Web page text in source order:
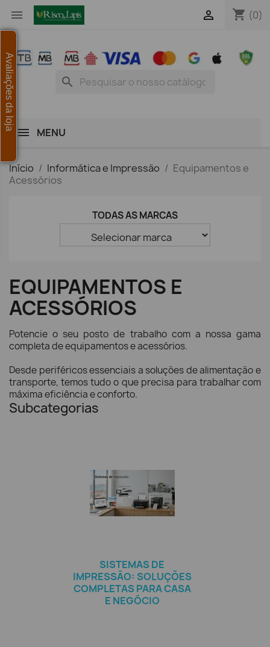
 shopping_cart (0)

search
MENU
Início Informática e Impressão
Equipamentos e
Acessórios
TODAS AS MARCAS
EQUIPAMENTOS E
ACESSÓRIOS
Potencie o seu posto de trabalho com a nossa gama
completa de equipamentos e acessórios.
Desde periféricos essenciais a soluções de alimentação e
transporte, temos tudo o que precisa para trabalhar com
máxima eficiência e conforto.
Subcategorias
SISTEMAS DE
IMPRESSÃO: SOLUÇÕES
COMPLETAS PARA CASA
E NEGÓCIO
Avaliações da loja